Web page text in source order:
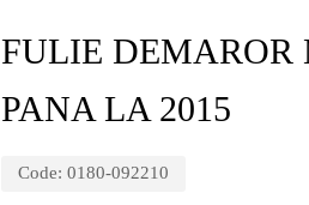
FULIE DEMAROR
PANA LA 2015
Code: 0180-092210